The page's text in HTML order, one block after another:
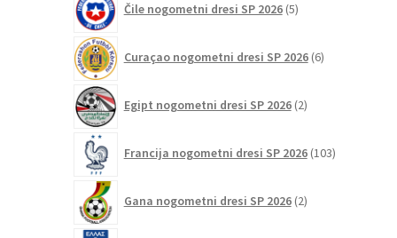
Čile nogometni dresi SP 2026 5izdelkov
Curaçao nogometni dresi SP 2026 6izdelkov
Egipt nogometni dresi SP 2026 2izdelka
Francija nogometni dresi SP 2026 103izdelki
Gana nogometni dresi SP 2026 2izdelka